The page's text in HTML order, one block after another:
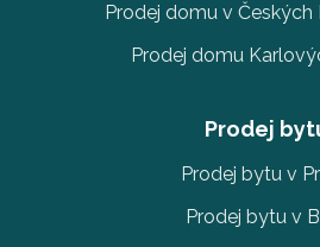
Prodej domu v Českých
Prodej domu
Prodej
Prodej bytu v
Prodej bytu v